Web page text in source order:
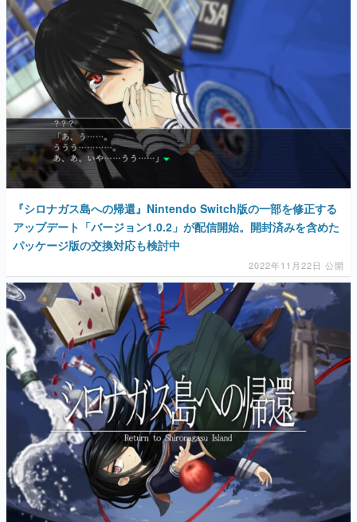
『シロナガス島への帰還』Nintendo Switch版の一部を修正する
アップデート「バージョン1.0.2」が配信開始。開封済みを含めた
パッケージ版の交換対応も検討中
2022年11月22日 公開